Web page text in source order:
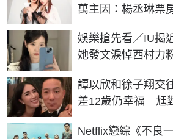
萬主因：楊丞琳票
娛樂搶先看／IU揭
她發文淚悼西村力
譚以欣和徐子翔交
差12歲仍幸福 尪
Netflix戀綜《不良